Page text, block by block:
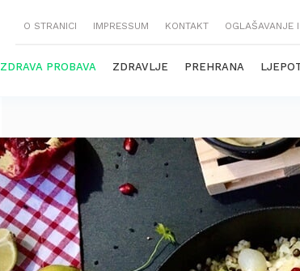
O STRANICI IMPRESSUM KONTAKT OGLAŠAVANJE
ZDRAVA PROBAVA ZDRAVLJE PREHRANA